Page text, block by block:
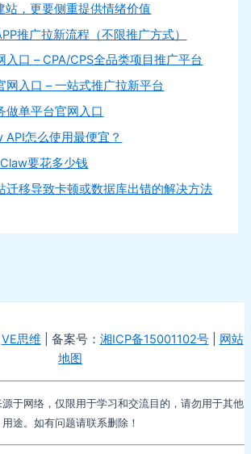
站，更要侧重提供情绪价值
推广拉新流程（不限推广方式）
入口 – CPA/CPS全品类项目推广平台
网入口 – 一站式推广拉新平台
做单平台官网入口
API怎么使用最便宜？
要花多少钱
迁移导致卡顿或数据库出错的解决方法
VE思维 | 备案号： 湘ICP备15001102号| 网站
地图
于网络，仅限用于学习和交流目的，请勿用于其他
用途。如有问题请联系删除！